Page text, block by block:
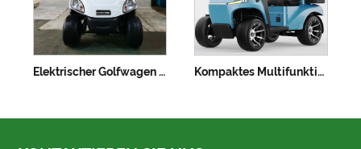
Elektrischer Golfwagen mit 4+2 Sitzplätzen Kompaktes Multifunktionsfahrzeug mit 48-V-Lithiumbatterie und Straßenzulassung – einsitziger elektrischer Golfwagen